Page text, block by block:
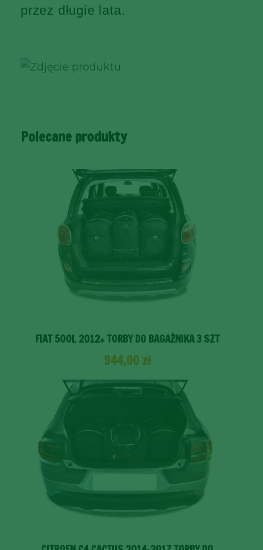
przez długie lata.
Polecane produkty
FIAT 500L 2012+ TORBY DO BAGAŻNIKA 3 SZT
944,00 zł